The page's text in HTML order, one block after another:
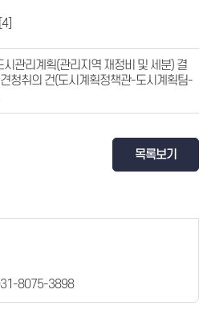
관리계획(관리지역 재정비 및 세분) 결
청취의 건(도시계획정책관-도시계획팀-
목록보기
8075-3898